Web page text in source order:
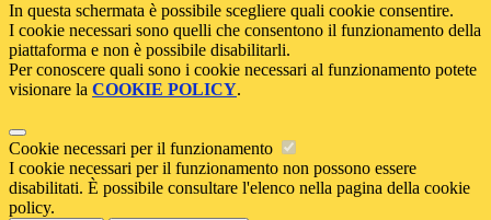
In questa schermata è possibile scegliere quali cookie consentire.
I cookie necessari sono quelli che consentono il funzionamento della
piattaforma e non è possibile disabilitarli.
Per conoscere quali sono i cookie necessari al funzionamento potete
visionare la COOKIE POLICY.
Cookie necessari per il funzionamento
I cookie necessari per il funzionamento non possono essere
disabilitati. È possibile consultare l'elenco nella pagina della cookie
policy.